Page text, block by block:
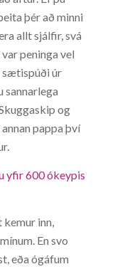
þér að minni
allt sjálfir, svá
peninga vel
sætispúði úr
sannarlega
og
pappa því
yfir 600 ókeypis
inn,
En svo
eða ógáfum